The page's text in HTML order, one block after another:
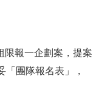
限報一企劃案，提案
團隊報名表」，